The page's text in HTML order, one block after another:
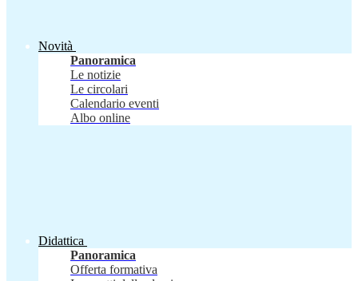
Novità
Panoramica
Le notizie
Le circolari
Calendario eventi
Albo online
Didattica
Panoramica
Offerta formativa